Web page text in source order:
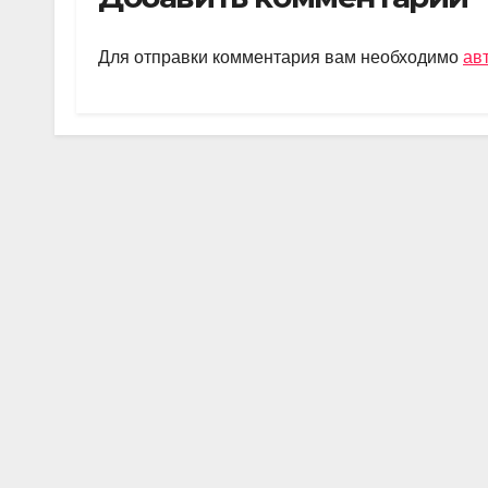
gr
a
s
A
p
o
kl
ss
а
в
ть
Для отправки комментария вам необходимо